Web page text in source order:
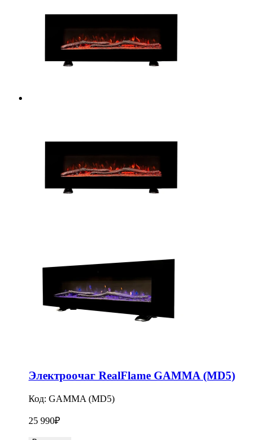
Электроочаг RealFlame GAMMA (MD5)
Код: GAMMA (MD5)
25 990₽